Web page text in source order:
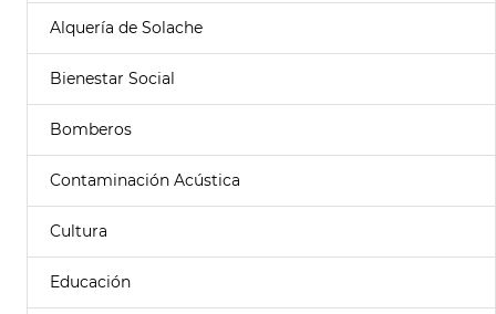
Alquería de Solache
Bienestar Social
Bomberos
Contaminación Acústica
Cultura
Educación